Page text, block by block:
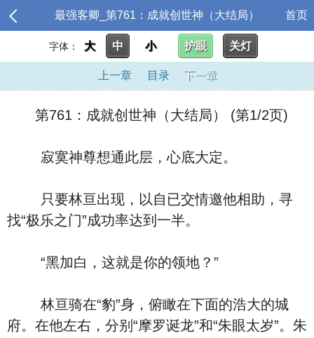
最强客卿_第761：成就创世神（大结局） 首页
字体： 大 中 小 护眼 关灯
上一章 目录 下一章
第761：成就创世神（大结局） (第1/2页)
寂寞神尊想通此层，心底大定。
只要林亘出现，以自已交情邀他相助，寻
找“极乐之门”成功率达到一半。
“黑加白，这就是你的领地？”
林亘骑在“豹”身，俯瞰在下面的浩大的城
府。在他左右，分别“摩罗诞龙”和“朱眼太岁”。朱